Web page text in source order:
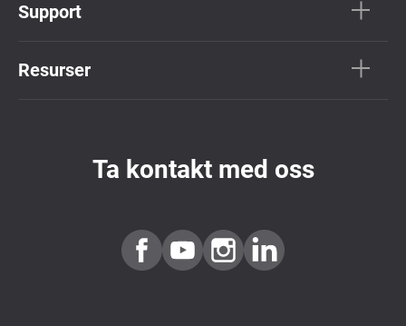
Support
Resurser
Ta kontakt med oss